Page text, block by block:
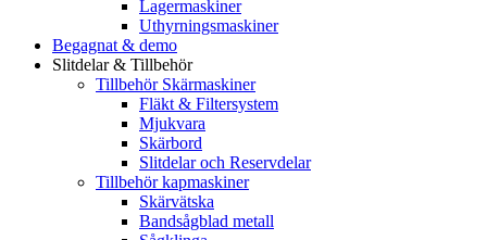
Lagermaskiner
Uthyrningsmaskiner
Begagnat & demo
Slitdelar & Tillbehör
Tillbehör Skärmaskiner
Fläkt & Filtersystem
Mjukvara
Skärbord
Slitdelar och Reservdelar
Tillbehör kapmaskiner
Skärvätska
Bandsågblad metall